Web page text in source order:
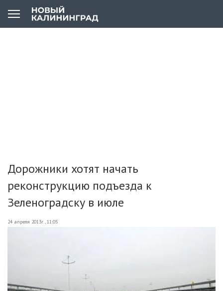
Дорожники хотят начать
реконструкцию подъезда к
Зеленоградску в июле
24 апреля 2013г., 11:05